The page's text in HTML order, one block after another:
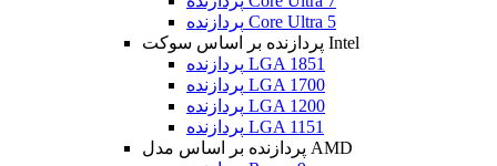
پردازنده Core Ultra 5
پردازنده بر اساس سوکت Intel
پردازنده LGA 1851
پردازنده LGA 1700
پردازنده LGA 1200
پردازنده LGA 1151
پردازنده بر اساس مدل AMD